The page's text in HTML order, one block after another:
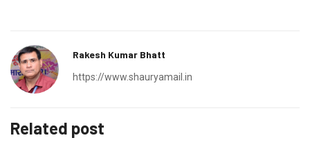
Rakesh Kumar Bhatt
https://www.shauryamail.in
Related post